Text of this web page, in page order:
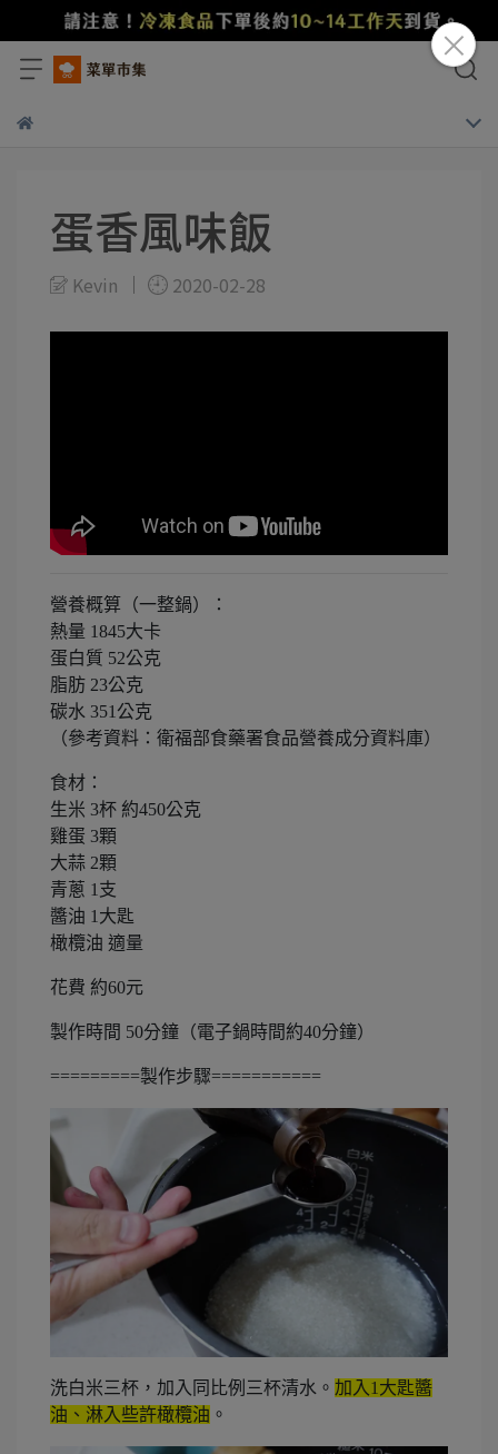
蛋香風味飯
Kevin 2020-02-28
營養概算（一整鍋）：
熱量 1845大卡
蛋白質 52公克
脂肪 23公克
碳水 351公克
（參考資料：衛福部食藥署食品營養成分資料庫）
食材：
生米 3杯 約450公克
雞蛋 3顆
大蒜 2顆
青蔥 1支
醬油 1大匙
橄欖油 適量
花費 約60元
製作時間 50分鐘（電子鍋時間約40分鐘）
=========製作步驟===========
洗白米三杯，加入同比例三杯清水。 加入1大匙醬
油、淋入些許橄欖油 。